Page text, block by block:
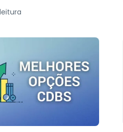
leitura